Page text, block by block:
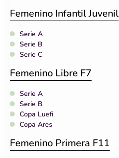
Femenino Infantil Juvenil
Serie A
Serie B
Serie C
Femenino Libre F7
Serie A
Serie B
Copa Luefi
Copa Ares
Femenino Primera F11